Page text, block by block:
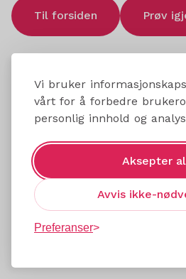
Vi bruker
vårt for å forbedre
personlig innhold og
Aksepter
Avvis ikke-
Preferanser
Til forsiden Prøv